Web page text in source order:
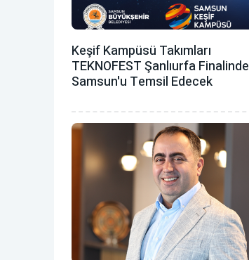
Keşif Kampüsü Takımları
TEKNOFEST Şanlıurfa Finalinde
Samsun'u Temsil Edecek